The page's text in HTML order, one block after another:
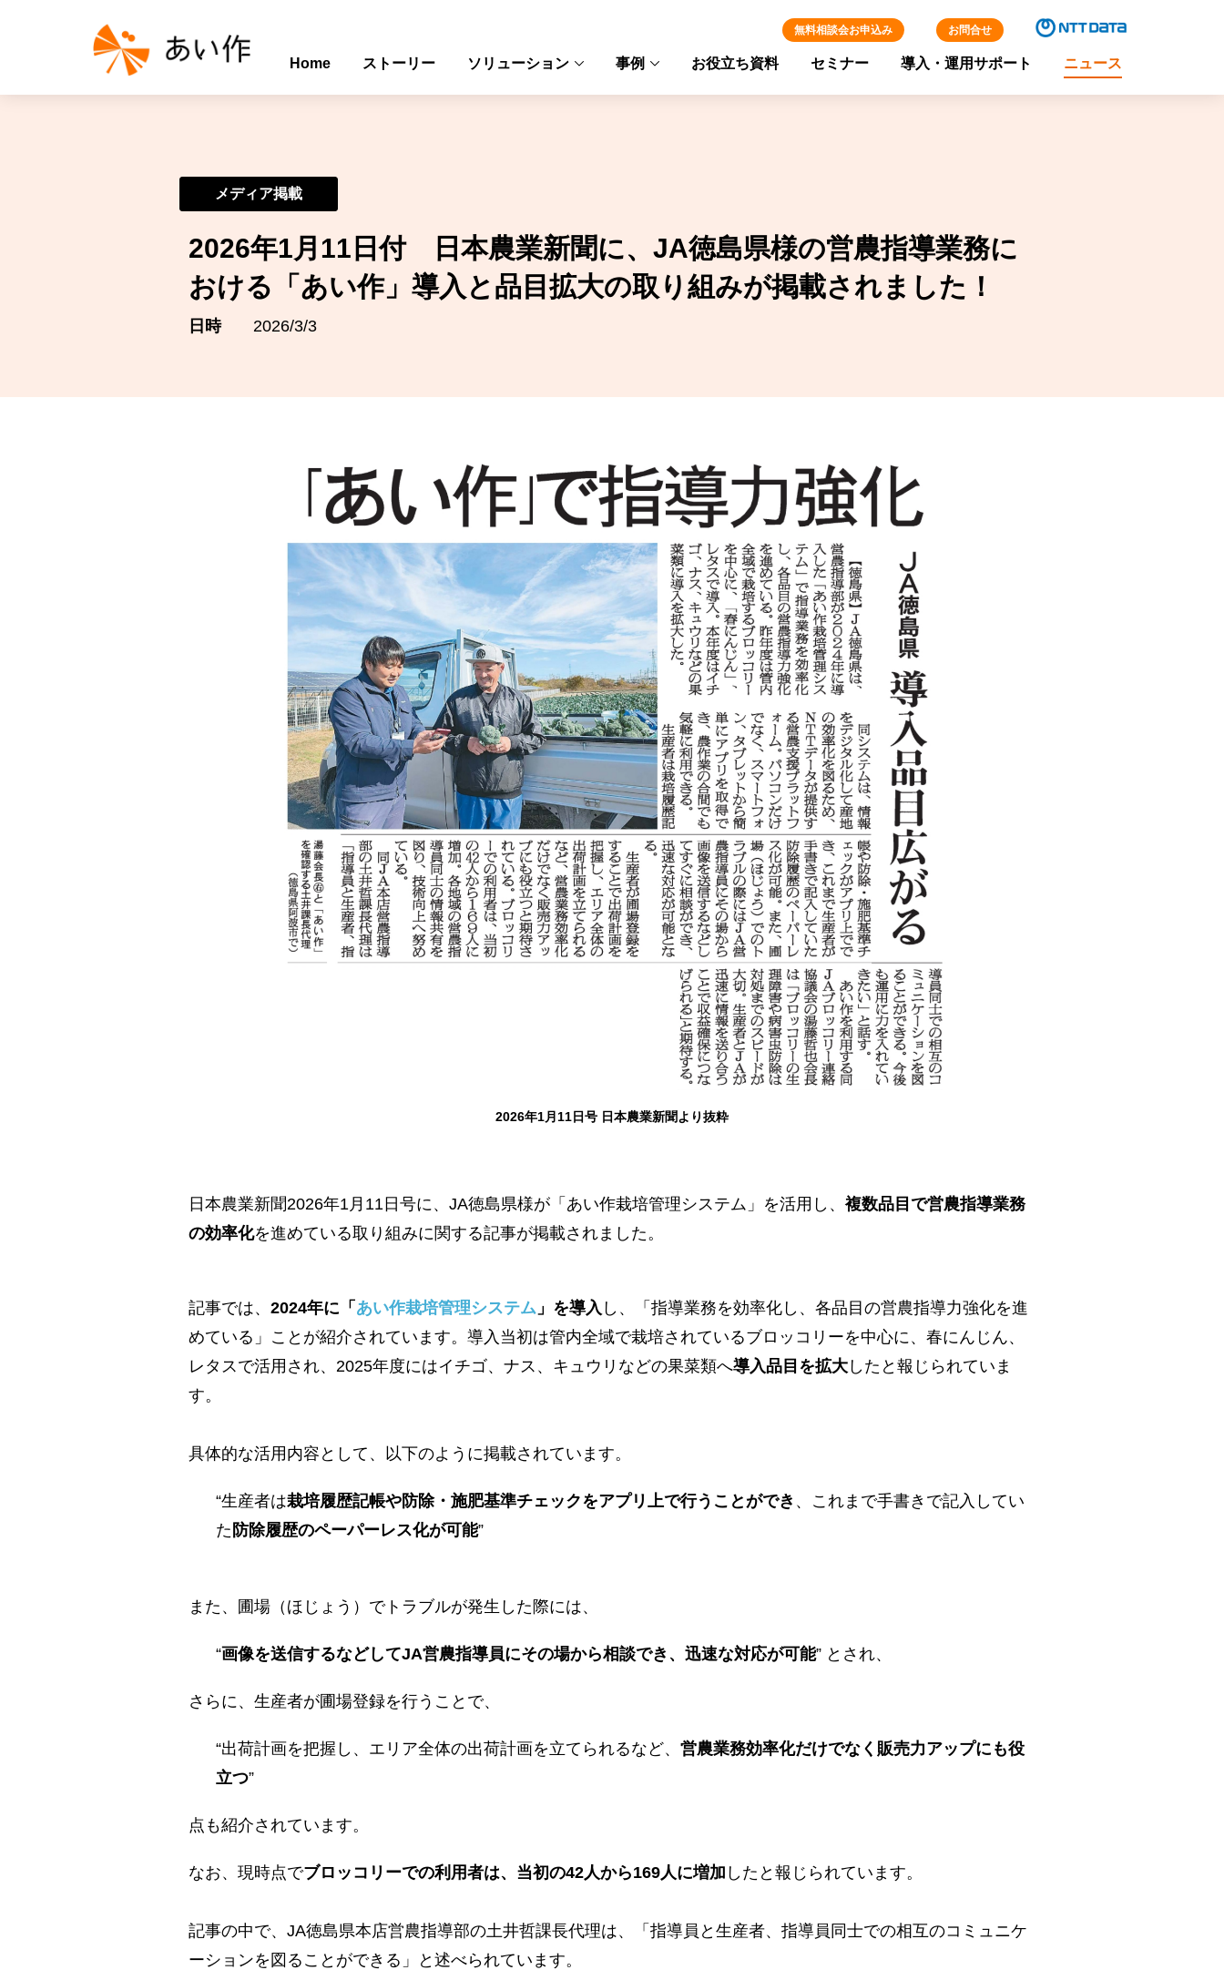
無料相談会お申込み お問合せ
Home ストーリー ソリューション 事例 お役立ち資料 セミナー 導入・運用サポート ニュース
メディア掲載
2026年1月11日付 日本農業新聞に、JA徳島県様の営農指導業務に
おける「あい作」導入と品目拡大の取り組みが掲載されました！
日時 2026/3/3
2026年1月11日号 日本農業新聞より抜粋
日本農業新聞2026年1月11日号に、JA徳島県様が「あい作栽培管理システム」を活用し、 複数品目で営農指導業務
の効率化を進めている取り組みに関する記事が掲載されました。
記事では、 2024年に「 あい作栽培管理システム 」を導入 し、「指導業務を効率化し、各品目の営農指導力強化を進
めている」ことが紹介されています。導入当初は管内全域で栽培されているブロッコリーを中心に、春にんじん、
レタスで活用され、2025年度にはイチゴ、ナス、キュウリなどの果菜類へ導入品目を拡大 したと報じられていま
す。
具体的な活用内容として、以下のように掲載されています。
“生産者は栽培履歴記帳や防除・施肥基準チェックをアプリ上で行うことができ 、これまで手書きで記入してい
た 防除履歴のペーパーレス化が可能”
また、圃場（ほじょう）でトラブルが発生した際には、
“画像を送信するなどしてJA営農指導員にその場から相談でき、迅速な対応が可能” とされ、
さらに、生産者が圃場登録を行うことで、
“出荷計画を把握し、エリア全体の出荷計画を立てられるなど、 営農業務効率化だけでなく販売力アップにも役
立つ”
点も紹介されています。
なお、現時点でブロッコリーでの利用者は、当初の42人から169人に増加 したと報じられています。
記事の中で、JA徳島県本店営農指導部の土井哲課長代理は、「指導員と生産者、指導員同士での相互のコミュニケ
ーションを図ることができる」と述べられています。